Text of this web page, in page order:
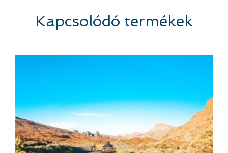
Kapcsolódó termékek